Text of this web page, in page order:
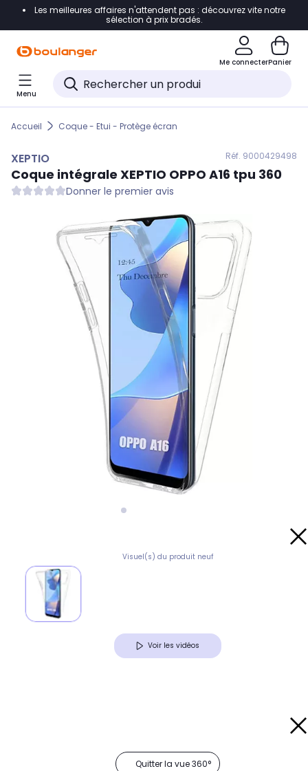
Accéder directement à la navigation
Accéder directement au pied de page
Accéder directement au chatbot
Les meilleures affaires n'attendent pas : découvrez vite notre
sélection à prix bradés.
Me connecterPanier
Menu
Accueil Coque - Etui - Protège écran
XEPTIO Réf. 9000429498
Coque intégrale XEPTIO OPPO A16 tpu 360
Donner le premier avis
Visuel(s) du produit neuf
Voir les vidéos
Quitter la vue 360°